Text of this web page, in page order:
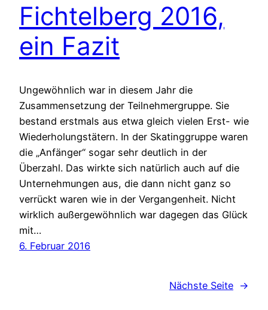
Fichtelberg 2016,
ein Fazit
Ungewöhnlich war in diesem Jahr die
Zusammensetzung der Teilnehmergruppe. Sie
bestand erstmals aus etwa gleich vielen Erst- wie
Wiederholungstätern. In der Skatinggruppe waren
die „Anfänger“ sogar sehr deutlich in der
Überzahl. Das wirkte sich natürlich auch auf die
Unternehmungen aus, die dann nicht ganz so
verrückt waren wie in der Vergangenheit. Nicht
wirklich außergewöhnlich war dagegen das Glück
mit…
6. Februar 2016
Nächste Seite →